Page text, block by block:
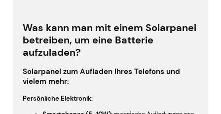
Was kann man mit einem Solarpanel
betreiben, um eine Batterie
aufzuladen?
Solarpanel zum Aufladen Ihres Telefons und
vielem mehr:
Persönliche Elektronik: